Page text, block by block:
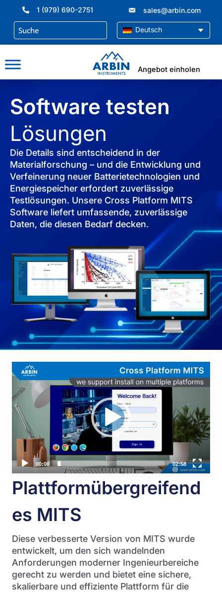
springen
1 (979) 690-2751 sales@arbin.com
Deutsch
Angebot einholen
Software testen
Lösungen
Die Details sind entscheidend in der
Materialforschung – und die Entwicklung und
Verfeinerung neuer Batterietechnologien und
Energiespeicher erfordert zuverlässige
Testlösungen. Unsere Cross Platform MITS
Software liefert umfassende, zuverlässige
Daten, die diesen Bedarf decken.
Video-
Player
00:00 02:58
Plattformübergreifend
es MITS
Diese verbesserte Version von MITS wurde
entwickelt, um den sich wandelnden
Anforderungen moderner Ingenieurbereiche
gerecht zu werden und bietet eine sichere,
skalierbare und effiziente Plattform für die